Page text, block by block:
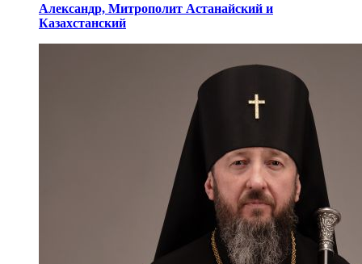
Александр, Митрополит Астанайский и
Казахстанский